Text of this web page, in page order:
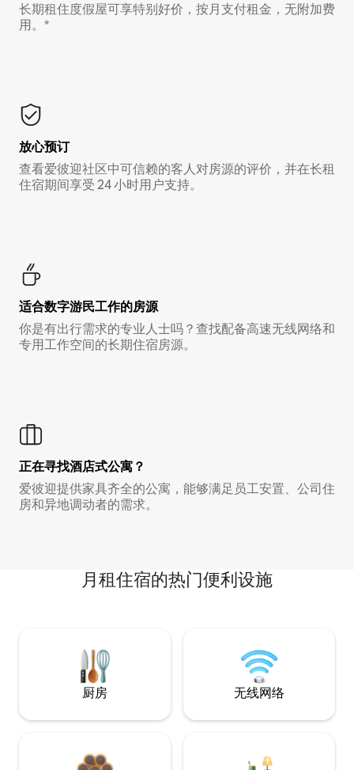
长期租住度假屋可享特别好价，按月支付租金，无附加费
用。*
放心预订
查看爱彼迎社区中可信赖的客人对房源的评价，并在长租
住宿期间享受 24 小时用户支持。
适合数字游民工作的房源
你是有出行需求的专业人士吗？查找配备高速无线网络和
专用工作空间的长期住宿房源。
正在寻找酒店式公寓？
爱彼迎提供家具齐全的公寓，能够满足员工安置、公司住
房和异地调动者的需求。
月租住宿的热门便利设施
厨房 无线网络